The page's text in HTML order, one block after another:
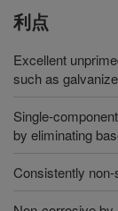
利点
Excellent
such as
Single-
by eliminating
Consistently